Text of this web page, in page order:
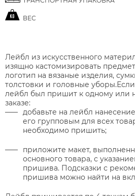
ВЕС
Лейбл из искусственного
изящно кастомизировать
логотип на вязаные изделия,
толстовки и головные
лейбл был пришит к одному или
заказе:
добавьте на лейбл
его групповым для всех
необходимо пришить;
приложите макет,
основного товара, с
пришива. Подсказки с
пришива можно найти на